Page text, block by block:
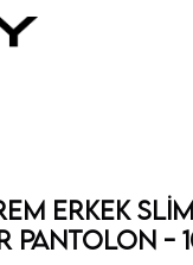
Erkek
Pantolon -